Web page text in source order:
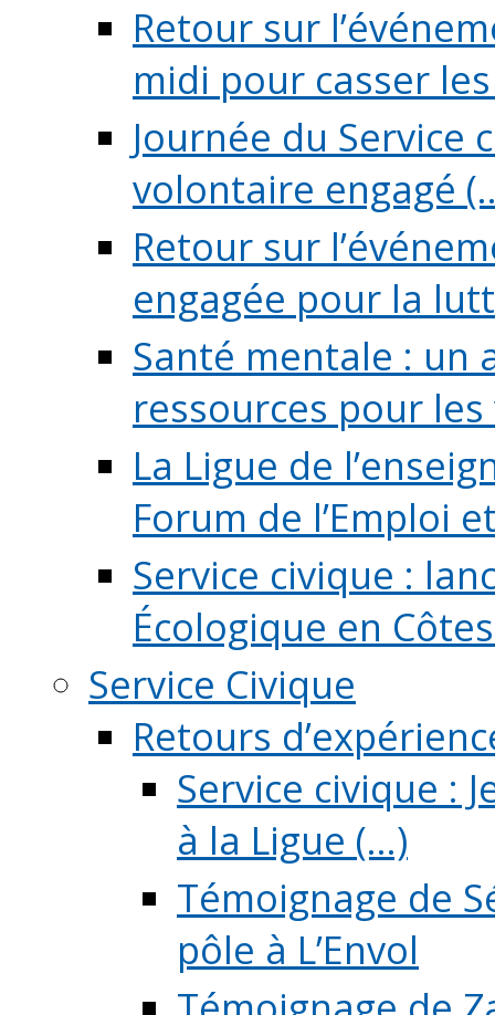
Retour sur
midi pour casser les
Journée du Service
volontaire engagé
Retour sur
engagée pour la
Santé mentale : un
ressources pour
La Ligue de
Forum de l’Emploi
Service civique :
Écologique en
Service Civique
Retours
Service civique :
à la Ligue (...)
Témoignage de
pôle à L’Envol